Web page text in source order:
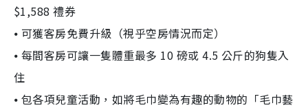
$1,588 禮券
⦁ 可獲客房免費升級（視乎空房情況而定）
⦁ 每間客房可讓一隻體重最多 10 磅或 4.5 公斤的狗隻入
住
⦁ 包各項兒童活動，如將毛巾變為有趣的動物的「毛巾藝